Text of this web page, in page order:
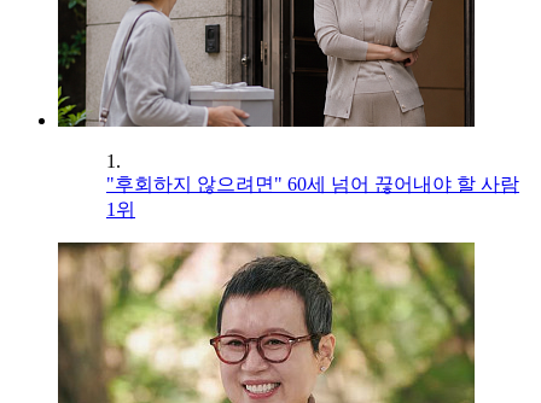
1.
"후회하지 않으려면" 60세 넘어 끊어내야 할 사람
1위